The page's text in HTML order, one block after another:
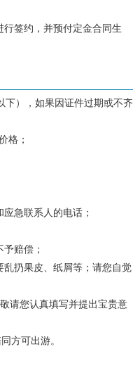
行签约，并预付定金合同生
下），如果因证件过期或不齐
格；
急联系人的电话；
赔偿；
乱扔果皮、纸屑等；请您自觉
请您认真填写并提出宝贵意
方可出游。